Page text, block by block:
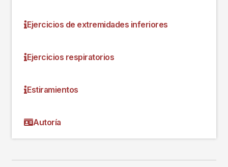
Ejercicios de extremidades inferiores
Ejercicios respiratorios
Estiramientos
Autoría